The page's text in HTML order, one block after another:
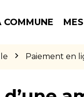
COMMUNE
Paiement en